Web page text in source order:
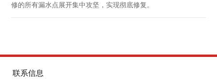
修的所有漏水点展开集中攻坚，实现彻底修复。
联系信息